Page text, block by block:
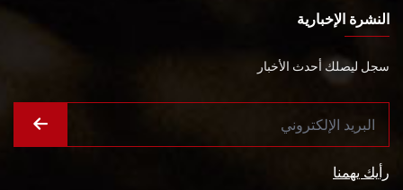
النشرة الإخبارية
سجل ليصلك أحدث الأخبار
رأيك يهمنا